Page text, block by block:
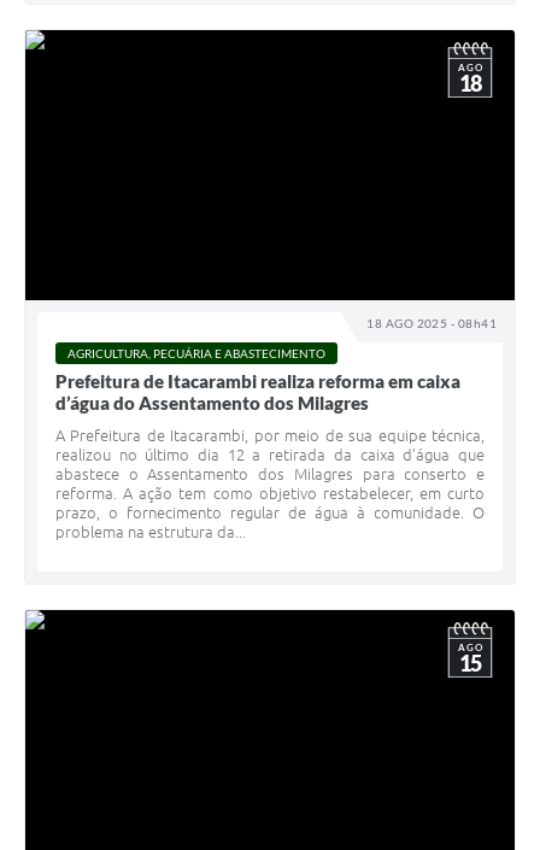
18 AGO 2025 - 08h41
AGO
18
AGRICULTURA, PECUÁRIA E ABASTECIMENTO
Prefeitura de Itacarambi realiza reforma em caixa
d’água do Assentamento dos Milagres
A Prefeitura de Itacarambi, por meio de sua equipe técnica,
realizou no último dia 12 a retirada da caixa d’água que
abastece o Assentamento dos Milagres para conserto e
reforma. A ação tem como objetivo restabelecer, em curto
prazo, o fornecimento regular de água à comunidade. O
problema na estrutura da...
AGO
15